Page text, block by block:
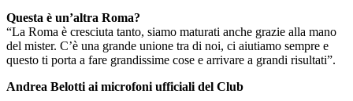
Questa è un’altra Roma?
“La Roma è cresciuta tanto, siamo maturati anche grazie alla mano
del mister. C’è una grande unione tra di noi, ci aiutiamo sempre e
questo ti porta a fare grandissime cose e arrivare a grandi risultati”.
Andrea Belotti ai microfoni ufficiali del Club